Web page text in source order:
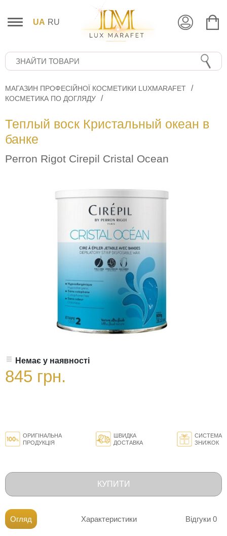
UA RU
МАГАЗИН ПРОФЕСІЙНОЇ КОСМЕТИКИ LUXMARAFET
КОСМЕТИКА ПО ДОГЛЯДУ
Теплый воск Кристальный океан в
банке
Perron Rigot Cirepil Cristal Ocean
Немає у наявності
845 грн.
ОРИГІНАЛЬНА
ПРОДУКЦІЯ
ШВИДКА
ДОСТАВКА
СИСТЕМА
ЗНИЖОК
КУПИТИ
Огляд Характеристики Відгуки 0